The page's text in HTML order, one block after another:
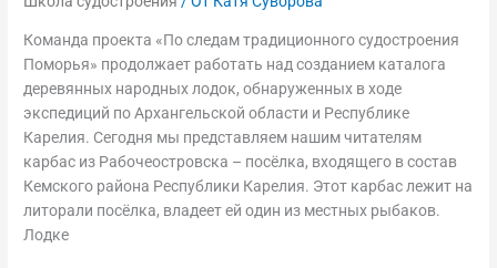
Команда проекта «По следам традиционного судостроения
Поморья» продолжает работать над созданием каталога
деревянных народных лодок, обнаруженных в ходе
экспедиций по Архангельской области и Республике
Карелия. Сегодня мы представляем нашим читателям
карбас из Рабочеостровска – посёлка, входящего в состав
Кемского района Республики Карелия. Этот карбас лежит на
литорали посёлка, владеет ей один из местных рыбаков.
Лодке